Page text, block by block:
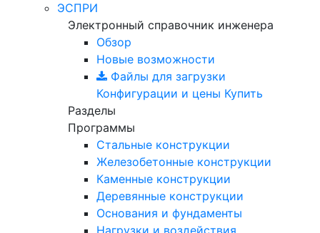
ЭСПРИ
Электронный справочник инженера
Обзор
Новые возможности
Файлы для загрузки
Конфигурации и цены Купить
Разделы
Программы
Стальные конструкции
Железобетонные конструкции
Каменные конструкции
Деревянные конструкции
Основания и фундаменты